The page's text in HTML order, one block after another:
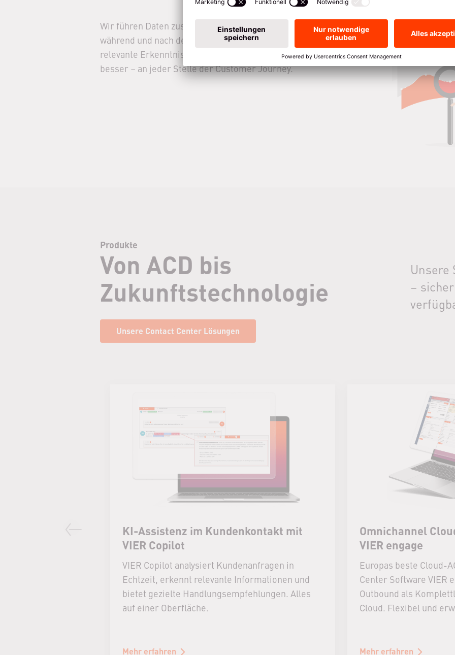
Wir führen Daten zusammen und analysieren diese vor,
während und nach dem Kontakt. Durch KI gewinnen Sie
relevante Erkenntnisse und verstehen Interaktionen
besser – an jeder Stelle der Customer Journey.
Produkte
Von ACD bis
Zukunftstechnologie
Unsere Contact Center Lösungen
Unsere
–
KI-Assistenz im Kundenkontakt mit
VIER Copilot
VIER Copilot analysiert Kundenanfragen in
Echtzeit, erkennt relevante Informationen und
bietet gezielte Handlungsempfehlungen. Alles
auf einer Oberfläche.
Mehr erfahren
Omnichannel
VIER engage
Europas beste Cloud-
Center Software VIER
Outbound als
Cloud. Flexibel und
Mehr erfahren